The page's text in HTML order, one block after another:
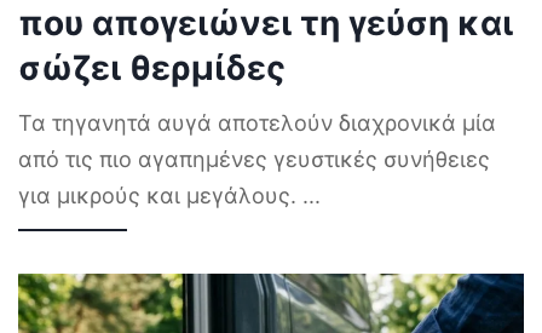
που απογειώνει τη γεύση και
σώζει θερμίδες
Τα τηγανητά αυγά αποτελούν διαχρονικά μία
από τις πιο αγαπημένες γευστικές συνήθειες
για μικρούς και μεγάλους. ...